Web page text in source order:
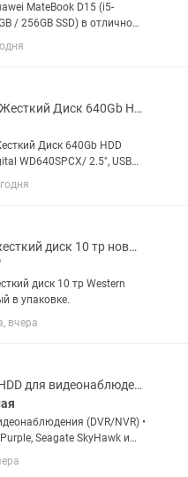
MateBook D15 (i5-
/ 256GB SSD) в отличном
свой стильный и
ноутбук. Отличный
и повседневных
Внешний Жесткий Диск 640Gb HDD Western Digital WD10SPCX/ 2.5, USB 3.0/3.1,
Диск 640Gb HDD
WD640SPCX/ 2.5", USB
c, Цвет: Черный, Новый.
Продам жесткий диск 10 тр новый в упаковке.
диск 10 тр Western
в упаковке.
вчера
Скупаем HDD для видеонаблюдения WD Purple, Seagate SkyHawk и другие
(DVR/NVR) •
Seagate SkyHawk и
1TB/ 2TB/ 4TB/ 6TB/
по всему